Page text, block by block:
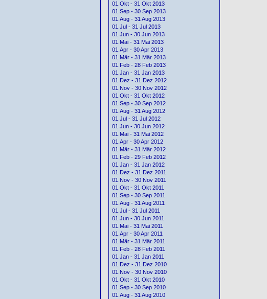
01.Okt - 31 Okt 2013
01.Sep - 30 Sep 2013
01.Aug - 31 Aug 2013
01.Jul - 31 Jul 2013
01.Jun - 30 Jun 2013
01.Mai - 31 Mai 2013
01.Apr - 30 Apr 2013
01.Mär - 31 Mär 2013
01.Feb - 28 Feb 2013
01.Jan - 31 Jan 2013
01.Dez - 31 Dez 2012
01.Nov - 30 Nov 2012
01.Okt - 31 Okt 2012
01.Sep - 30 Sep 2012
01.Aug - 31 Aug 2012
01.Jul - 31 Jul 2012
01.Jun - 30 Jun 2012
01.Mai - 31 Mai 2012
01.Apr - 30 Apr 2012
01.Mär - 31 Mär 2012
01.Feb - 29 Feb 2012
01.Jan - 31 Jan 2012
01.Dez - 31 Dez 2011
01.Nov - 30 Nov 2011
01.Okt - 31 Okt 2011
01.Sep - 30 Sep 2011
01.Aug - 31 Aug 2011
01.Jul - 31 Jul 2011
01.Jun - 30 Jun 2011
01.Mai - 31 Mai 2011
01.Apr - 30 Apr 2011
01.Mär - 31 Mär 2011
01.Feb - 28 Feb 2011
01.Jan - 31 Jan 2011
01.Dez - 31 Dez 2010
01.Nov - 30 Nov 2010
01.Okt - 31 Okt 2010
01.Sep - 30 Sep 2010
01.Aug - 31 Aug 2010